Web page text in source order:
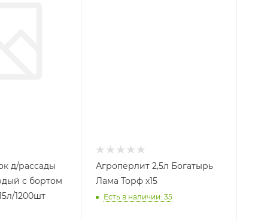
д/рассады
с бортом
1200шт
Агроперлит 2,5л Богатырь
Лама Торф х15
Есть в наличии: 35